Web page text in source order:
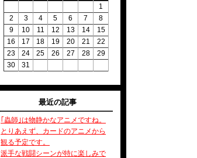
1
2
3 4 5 6 7
8
9
10 11 12 13 14
15
16
17 18 19 20 21
22
23
24 25 26 27 28
29
30
31
最近の記事
｢蟲師｣は物静かなアニメですね。
とりあえず、カードのアニメから
観る予定です。
派手な戦闘シーンが特に楽しみで